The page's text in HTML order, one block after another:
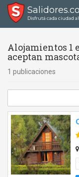
Disfrutá cada ciudad
Alojamientos 1
aceptan
1 publicaciones